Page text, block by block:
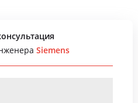
Siemens